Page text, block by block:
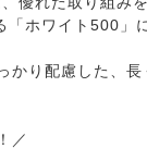
「ホワイト500」
かり配慮した、長
／